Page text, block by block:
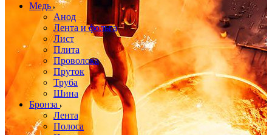
Медь
Анод
Лента и фольга
Лист
Плита
Проволока
Пруток
Труба
Шина
Бронза
Лента
Полоса